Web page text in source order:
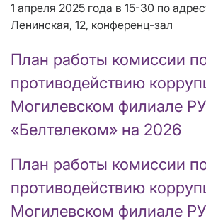
1 апреля 2025 года в 15-30 по
Ленинская, 12, конференц-зал
План работы комиссии
противодействию
Могилевском филиале
«Белтелеком» на 2026
План работы комиссии
противодействию
Могилевском филиале